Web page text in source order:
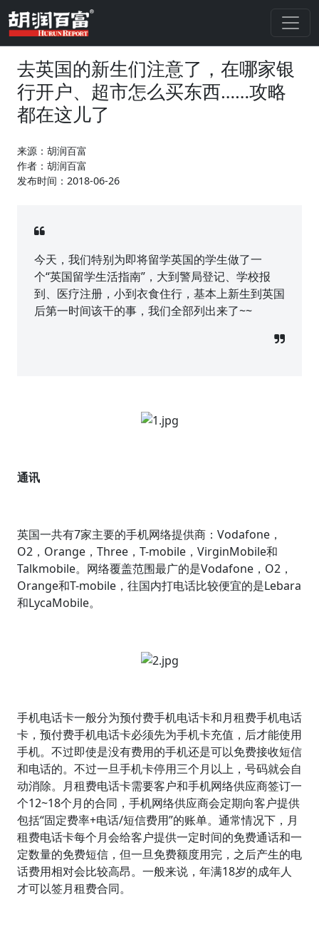
去英国的新生们注意了，在哪家银
行开户、超市怎么买东西……攻略
都在这儿了
来源：胡润百富
作者：胡润百富
发布时间：2018-06-26
今天，我们特别为即将留学英国的学生做了一
个“英国留学生活指南”，大到警局登记、学校报
到、医疗注册，小到衣食住行，基本上新生到英国
后第一时间该干的事，我们全部列出来了~~
通讯
英国一共有7家主要的手机网络提供商：Vodafone，
O2，Orange，Three，T-mobile，VirginMobile和
Talkmobile。网络覆盖范围最广的是Vodafone，O2，
Orange和T-mobile，往国内打电话比较便宜的是Lebara
和LycaMobile。
手机电话卡一般分为预付费手机电话卡和月租费手机电话
卡，预付费手机电话卡必须先为手机卡充值，后才能使用
手机。不过即使是没有费用的手机还是可以免费接收短信
和电话的。不过一旦手机卡停用三个月以上，号码就会自
动消除。月租费电话卡需要客户和手机网络供应商签订一
个12~18个月的合同，手机网络供应商会定期向客户提供
包括“固定费率+电话/短信费用”的账单。通常情况下，月
租费电话卡每个月会给客户提供一定时间的免费通话和一
定数量的免费短信，但一旦免费额度用完，之后产生的电
话费用相对会比较高昂。一般来说，年满18岁的成年人
才可以签月租费合同。